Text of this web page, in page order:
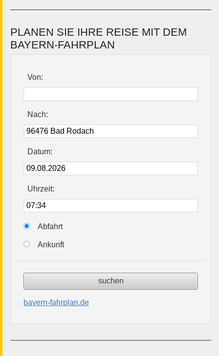
PLANEN SIE IHRE REISE MIT DEM
BAYERN-FAHRPLAN
Von:
Nach:
Datum:
Uhrzeit:
Abfahrt
Ankunft
bayern-fahrplan.de